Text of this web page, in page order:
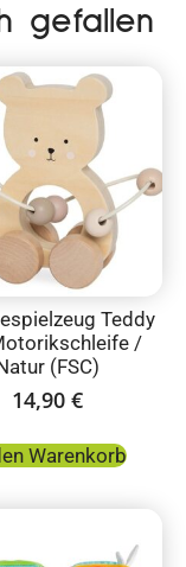
gefallen
Teddy
/
(FSC)
14,90 €
Warenkorb